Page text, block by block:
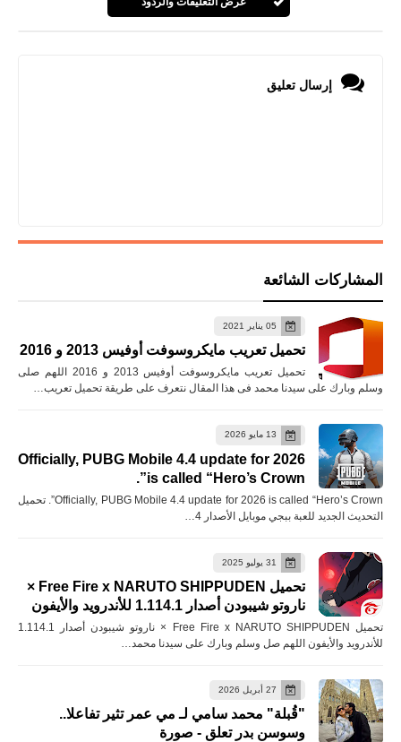
إرسال تعليق
المشاركات الشائعة
05 يناير 2021
تحميل تعريب مايكروسوفت أوفيس 2013 و 2016
تحميل تعريب مايكروسوفت أوفيس 2013 و 2016 اللهم صلى
وسلم وبارك على سيدنا محمد فى هذا المقال نتعرف على طريقة تحميل تعريب…
13 مايو 2026
Officially, PUBG Mobile 4.4 update for 2026
is called “Hero’s Crown”.
Officially, PUBG Mobile 4.4 update for 2026 is called “Hero’s Crown”. تحميل
التحديث الجديد للعبة ببجي موبايل الأصدار 4…
31 يوليو 2025
تحميل Free Fire x NARUTO SHIPPUDEN ×
ناروتو شيبودن أصدار 1.114.1 للأندرويد والأيفون
تحميل Free Fire x NARUTO SHIPPUDEN × ناروتو شيبودن أصدار 1.114.1
للأندرويد والأيفون اللهم صل وسلم وبارك على سيدنا محمد…
27 أبريل 2026
"قُبلة" محمد سامي لـ مي عمر تثير تفاعلا..
وسوسن بدر تعلق - صورة